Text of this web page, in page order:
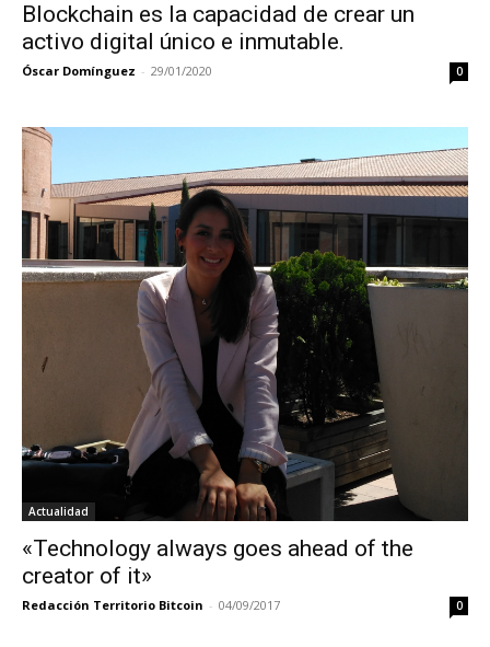
Blockchain es la capacidad de crear un
activo digital único e inmutable.
Óscar Domínguez - 29/01/2020 0
Actualidad
«Technology always goes ahead of the
creator of it»
Redacción Territorio Bitcoin - 04/09/2017 0